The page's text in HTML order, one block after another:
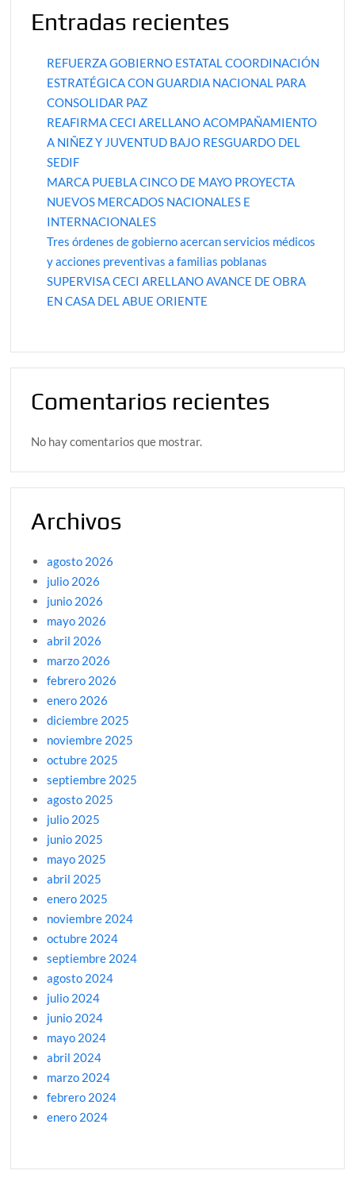
Entradas recientes
REFUERZA GOBIERNO ESTATAL COORDINACIÓN
ESTRATÉGICA CON GUARDIA NACIONAL PARA
CONSOLIDAR PAZ
REAFIRMA CECI ARELLANO ACOMPAÑAMIENTO
A NIÑEZ Y JUVENTUD BAJO RESGUARDO DEL
SEDIF
MARCA PUEBLA CINCO DE MAYO PROYECTA
NUEVOS MERCADOS NACIONALES E
INTERNACIONALES
Tres órdenes de gobierno acercan servicios médicos
y acciones preventivas a familias poblanas
SUPERVISA CECI ARELLANO AVANCE DE OBRA
EN CASA DEL ABUE ORIENTE
Comentarios recientes
No hay comentarios que mostrar.
Archivos
agosto 2026
julio 2026
junio 2026
mayo 2026
abril 2026
marzo 2026
febrero 2026
enero 2026
diciembre 2025
noviembre 2025
octubre 2025
septiembre 2025
agosto 2025
julio 2025
junio 2025
mayo 2025
abril 2025
enero 2025
noviembre 2024
octubre 2024
septiembre 2024
agosto 2024
julio 2024
junio 2024
mayo 2024
abril 2024
marzo 2024
febrero 2024
enero 2024